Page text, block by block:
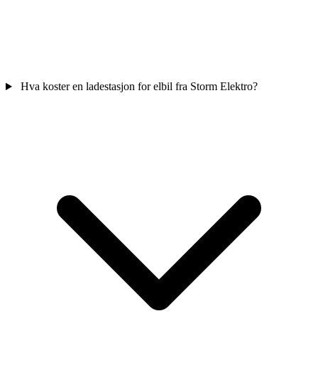
Hva koster en ladestasjon for elbil fra Storm Elektro?